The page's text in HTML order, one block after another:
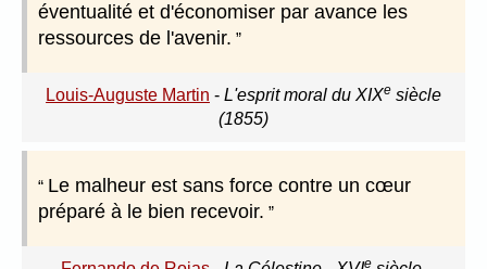
éventualité et d'économiser par avance les
ressources de l'avenir.
Louis-Auguste Martin - L'esprit moral du XIXe siècle
(1855)
Le malheur est sans force contre un cœur
préparé à le bien recevoir.
e